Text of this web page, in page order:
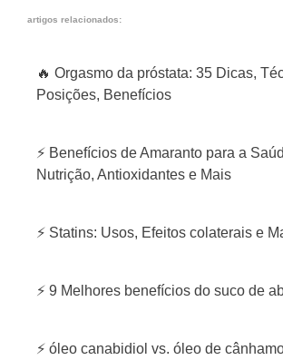
artigos relacionados:
🔥 Orgasmo da próstata: 35 Dicas,
Posições, Benefícios
⚡ Benefícios de Amaranto para a
Nutrição, Antioxidantes e Mais
⚡ Statins: Usos, Efeitos colaterais e
⚡ 9 Melhores benefícios do suco de
⚡ óleo canabidiol vs. óleo de